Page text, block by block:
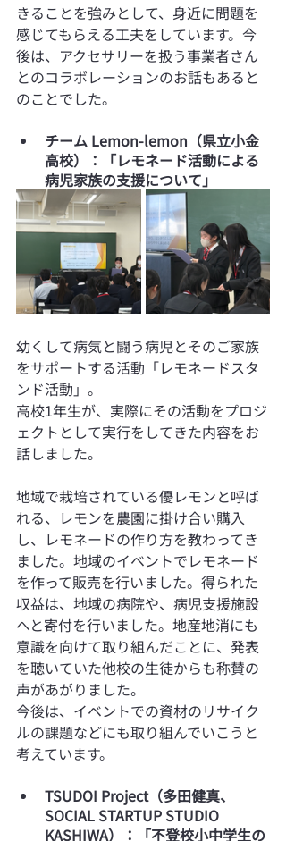
きることを強みとして、身近に問題を
感じてもらえる工夫をしています。今
後は、アクセサリーを扱う事業者さん
とのコラボレーションのお話もあると
のことでした。
チーム Lemon-lemon（県立小金
高校）：「レモネード活動による
病児家族の支援について」
幼くして病気と闘う病児とそのご家族
をサポートする活動「レモネードスタ
ンド活動」。
高校1年生が、実際にその活動をプロジ
ェクトとして実行をしてきた内容をお
話しました。
地域で栽培されている優レモンと呼ば
れる、レモンを農園に掛け合い購入
し、レモネードの作り方を教わってき
ました。地域のイベントでレモネード
を作って販売を行いました。得られた
収益は、地域の病院や、病児支援施設
へと寄付を行いました。地産地消にも
意識を向けて取り組んだことに、発表
を聴いていた他校の生徒からも称賛の
声があがりました。
今後は、イベントでの資材のリサイク
ルの課題などにも取り組んでいこうと
考えています。
TSUDOI Project（多田健真、
SOCIAL STARTUP STUDIO
KASHIWA）：「不登校小中学生の